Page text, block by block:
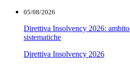
05/08/2026
Direttiva Insolvency 2026:
sistematiche
Direttiva Insolvency 2026